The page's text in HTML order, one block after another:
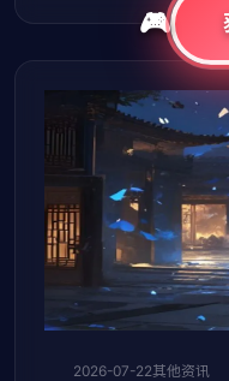
2026-07-22其他资讯